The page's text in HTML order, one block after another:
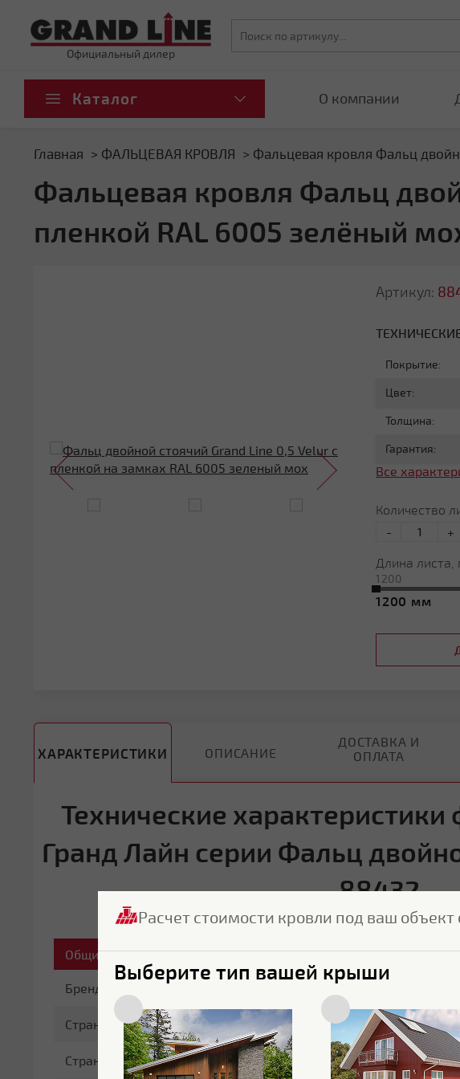
Официальный дилер
Каталог О компании
Главная ФАЛЬЦЕВАЯ КРОВЛЯ Фальцевая кровля Фальц
Фальцевая кровля Фальц
пленкой RAL 6005 зелёный
Артикул:
Покрытие:
Цвет:
Толщина:
Гарантия:
Все
Количество
-
+
Длина листа,
1200
1200
ХАРАКТЕРИСТИКИ ОПИСАНИЕ
ДОСТАВКА И
ОПЛАТА
Технические
Гранд Лайн серии Фальц
88432
Общие характеристики
Бренд
Страна бренда Россия
Страна производитель Бельгия
Толщина
покрытия
Текстура
Расчет стоимости кровли под ваш объект
Выберите тип вашей крыши